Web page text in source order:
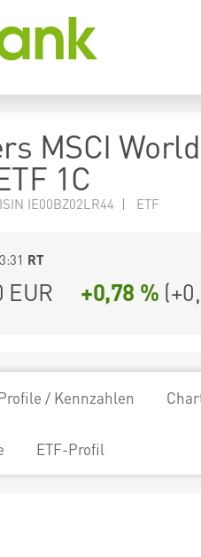
MSCI
1C
IE00BZ02LR44 | ETF
RT
EUR +0,78 % (
/ Kennzahlen
ETF-Profil